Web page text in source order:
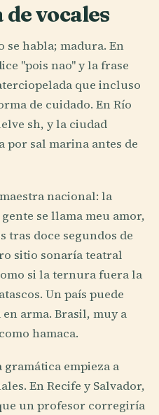
de vocales
habla; madura. En
"pois nao" y la frase
que incluso
de cuidado. En Río
sh, y la ciudad
por sal marina antes de
nacional: la
se llama meu amor,
tras doce segundos de
sitio sonaría teatral
si la ternura fuera la
Un país puede
arma. Brasil, muy a
hamaca.
gramática empieza a
En Recife y Salvador,
un profesor corregiría